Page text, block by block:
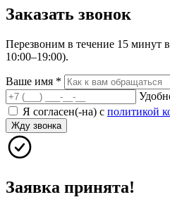
Заказать звонок
Перезвоним в течение 15 минут
10:00–19:00).
Ваше имя *
Я согласен(-на) с политикой
Жду звонка
Заявка принята!